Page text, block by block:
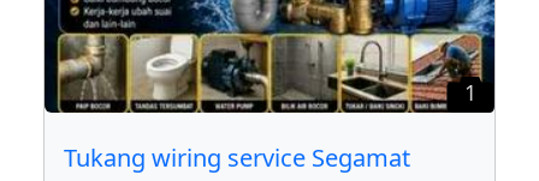
1
Tukang wiring service Segamat